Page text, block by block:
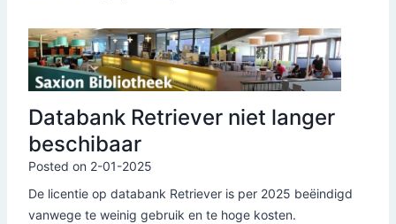
Databank Retriever niet langer
beschibaar
Posted on 2-01-2025
De licentie op databank Retriever is per 2025 beëindigd
vanwege te weinig gebruik en te hoge kosten.